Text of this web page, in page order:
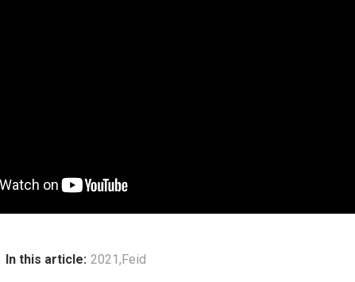
In this article: 2021,Feid